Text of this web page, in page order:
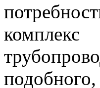
комплекс